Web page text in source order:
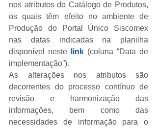
nos atributos do Catálogo de Produtos,
os quais têm efeito no ambiente de
Produção do Portal Único Siscomex
nas datas indicadas na planilha
disponível neste
link (coluna “Data de
implementação”).
As alterações nos atributos são
decorrentes do processo contínuo de
revisão e harmonização das
informações, bem como das
necessidades de informação para o